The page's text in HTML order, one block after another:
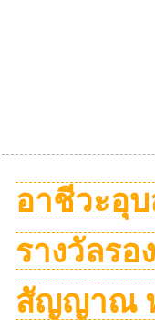
อาชีวะอุ
รางวัลร
สัญญาณ